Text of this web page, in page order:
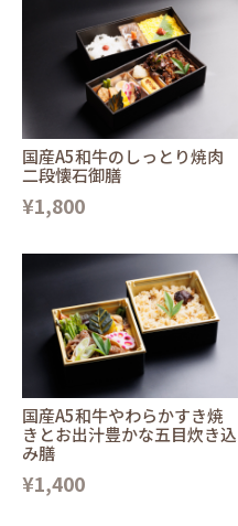
国産A5和牛のしっとり焼肉
二段懐石御膳
¥1,800
国産A5和牛やわらかすき焼
きとお出汁豊かな五目炊き込
み膳
¥1,400